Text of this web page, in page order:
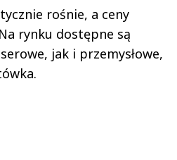
rośnie, a ceny
rynku dostępne są
jak i przemysłowe,